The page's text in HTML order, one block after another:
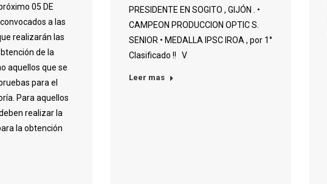
05 DE
a las
realizarán las
de la
aquellos que se
para el
Para aquellos
realizar la
la obtención
PRESIDENTE EN SOGITO , GIJÓN . •
CAMPEON PRODUCCION OPTIC S.
SENIOR • MEDALLA IPSC IROA , por 1°
Clasificado !! V
Leer mas